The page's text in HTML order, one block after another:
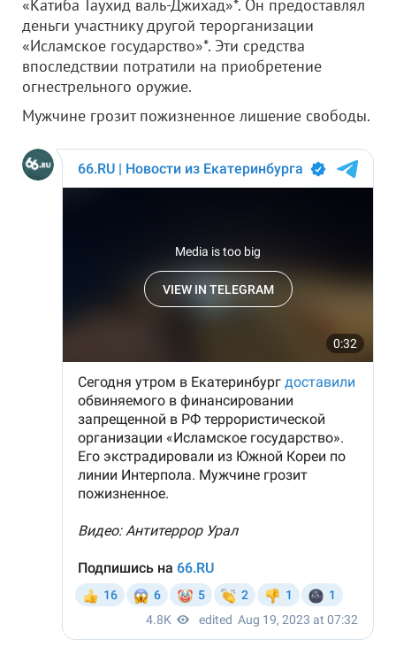
«Катиба Таухид валь-Джихад»*. Он предоставлял
деньги участнику другой терорганизации
«Исламское государство»*. Эти средства
впоследствии потратили на приобретение
огнестрельного оружие.
Мужчине грозит пожизненное лишение свободы.